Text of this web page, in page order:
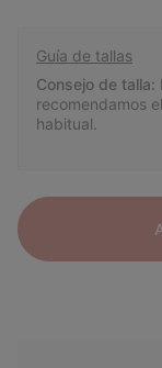
Guía de tallas
Consejo de talla:
recomendamos
habitual.